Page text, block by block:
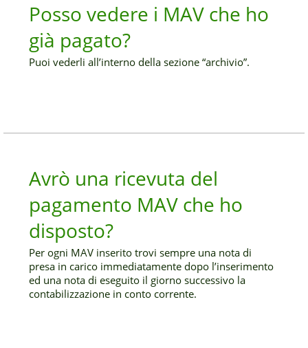
Posso vedere i MAV che ho
già pagato?
Puoi vederli all’interno della sezione “archivio”.
Avrò una ricevuta del
pagamento MAV che ho
disposto?
Per ogni MAV inserito trovi sempre una nota di
presa in carico immediatamente dopo l’inserimento
ed una nota di eseguito il giorno successivo la
contabilizzazione in conto corrente.